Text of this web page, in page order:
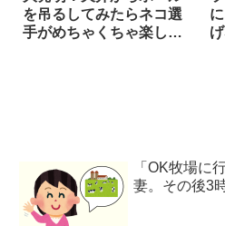
を吊るしてみたらネコ選
手がめちゃくちゃ楽しそ
「OK牧場に
妻。その後3